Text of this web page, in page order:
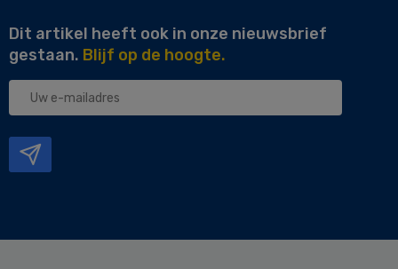
Dit artikel heeft ook in onze nieuwsbrief
gestaan. Blijf op de hoogte.
Uw